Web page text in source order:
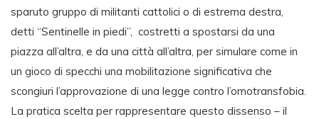
sparuto gruppo di militanti cattolici o di estrema destra,
detti “Sentinelle in piedi”, costretti a spostarsi da una
piazza all’altra, e da una città all’altra, per simulare come in
un gioco di specchi una mobilitazione significativa che
scongiuri l’approvazione di una legge contro l’omotransfobia.
La pratica scelta per rappresentare questo dissenso – il